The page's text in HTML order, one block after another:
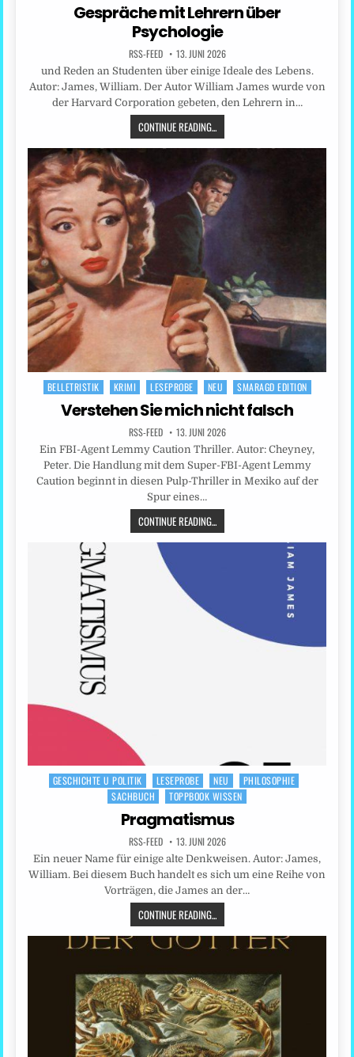
Gespräche mit Lehrern über
Psychologie
RSS-FEED 13. JUNI 2026
und Reden an Studenten über einige Ideale des Lebens.
Autor: James, William. Der Autor William James wurde von
der Harvard Corporation gebeten, den Lehrern in…
CONTINUE READING...
Posted
BELLETRISTIK KRIMI LESEPROBE NEU SMARAGD EDITION
Verstehen Sie mich nicht falsch
RSS-FEED 13. JUNI 2026
Ein FBI-Agent Lemmy Caution Thriller. Autor: Cheyney,
Peter. Die Handlung mit dem Super-FBI-Agent Lemmy
Caution beginnt in diesen Pulp-Thriller in Mexiko auf der
Spur eines…
CONTINUE READING...
Posted
GESCHICHTE U POLITIK LESEPROBE NEU
PHILOSOPHIE
SACHBUCH
TOPPBOOK WISSEN
Pragmatismus
RSS-FEED 13. JUNI 2026
Ein neuer Name für einige alte Denkweisen. Autor: James,
William. Bei diesem Buch handelt es sich um eine Reihe von
Vorträgen, die James an der…
CONTINUE READING...